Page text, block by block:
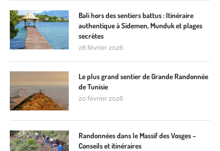
Bali hors des sentiers battus : Itinéraire
authentique à Sidemen, Munduk et plages
secrètes
28 février 2026
Le plus grand sentier de Grande Randonnée
de Tunisie
20 février 2026
Randonnées dans le Massif des Vosges –
Conseils et itinéraires